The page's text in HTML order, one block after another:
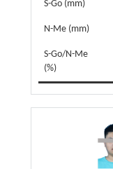
S-Go (mm)
N-Me (mm)
S-Go/N-Me
(%)